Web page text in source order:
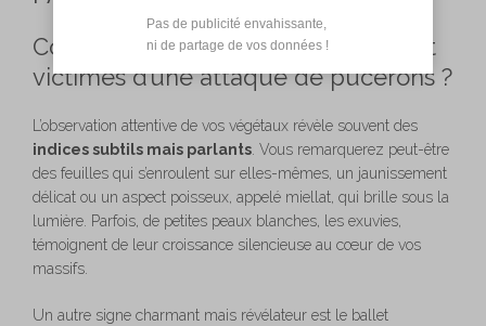
Comment savoir si mes plantes sont
victimes d’une attaque de pucerons ?
L’observation attentive de vos végétaux révèle souvent des
indices subtils mais parlants. Vous remarquerez peut-être
des feuilles qui s’enroulent sur elles-mêmes, un jaunissement
délicat ou un aspect poisseux, appelé miellat, qui brille sous la
lumière. Parfois, de petites peaux blanches, les exuvies,
témoignent de leur croissance silencieuse au cœur de vos
massifs.
Un autre signe charmant mais révélateur est le ballet
Pas de publicité envahissante,
ni de partage de vos données !